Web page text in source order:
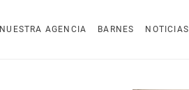
NUESTRA AGENCIA BARNES NOTICIAS